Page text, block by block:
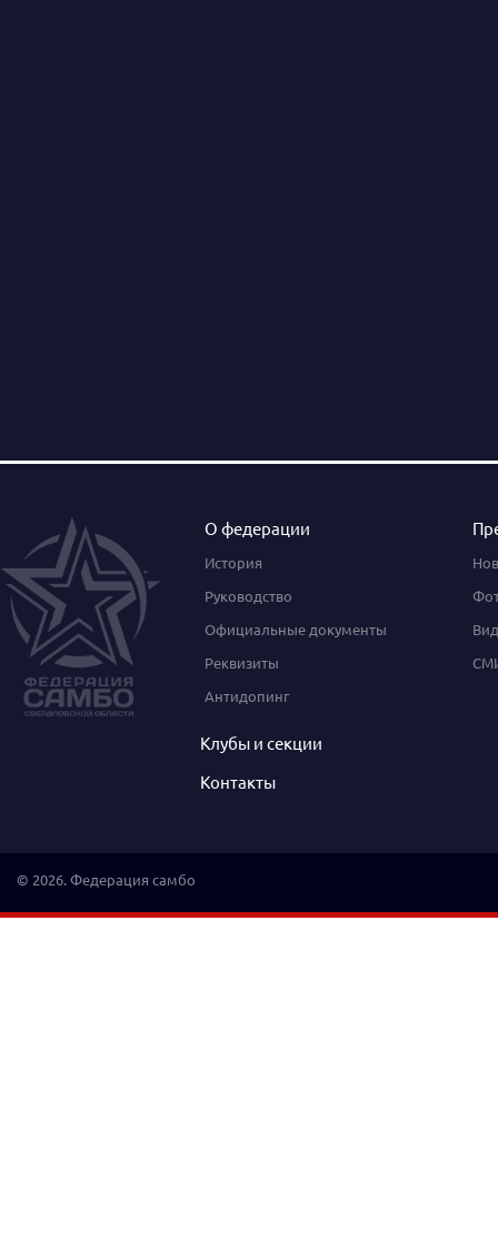
О федерации
История
Руководство
Официальные документы
Реквизиты
Антидопинг
Клубы и секции
Контакты
© 2026. Федерация самбо